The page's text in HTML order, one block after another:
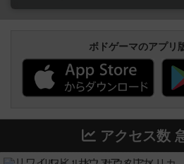
ボドゲーマのアプリ
アクセス数